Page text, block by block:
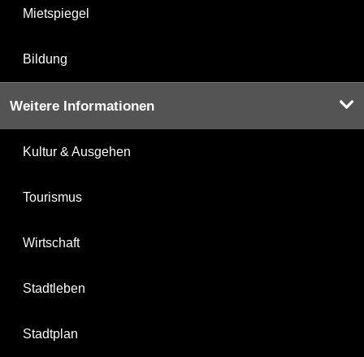
Mietspiegel
Bildung
Weitere Informationen
Kultur & Ausgehen
Tourismus
Wirtschaft
Stadtleben
Stadtplan